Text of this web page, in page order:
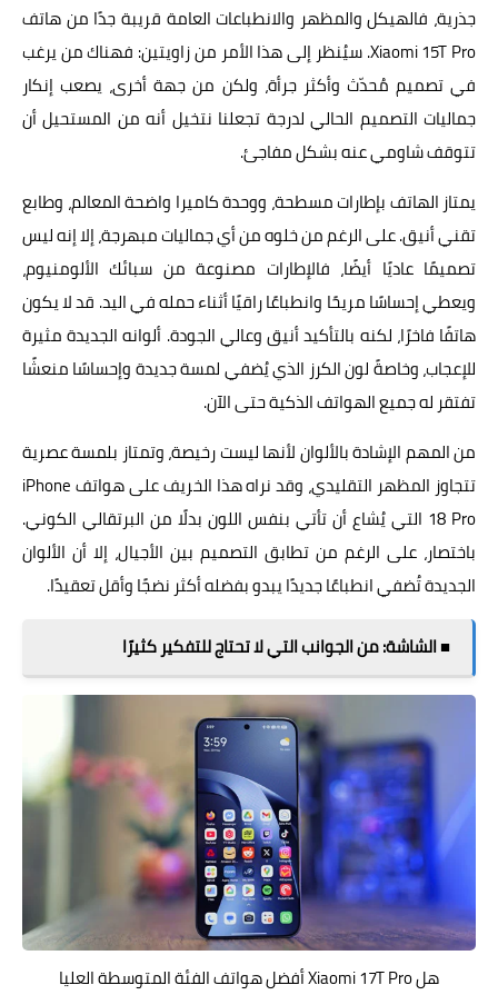
جذرية، فالهيكل والمظهر والانطباعات العامة قريبة جدًا من هاتف
Xiaomi 15T Pro. سيُنظر إلى هذا الأمر من زاويتين: فهناك من يرغب
في تصميم مُحدّث وأكثر جرأة، ولكن من جهة أخرى، يصعب إنكار
جماليات التصميم الحالي لدرجة تجعلنا نتخيل أنه من المستحيل أن
تتوقف شاومي عنه بشكل مفاجئ.
يمتاز الهاتف بإطارات مسطحة، ووحدة كاميرا واضحة المعالم، وطابع
تقني أنيق. على الرغم من خلوه من أي جماليات مبهرجة، إلا إنه ليس
تصميمًا عاديًا أيضًا، فالإطارات مصنوعة من سبائك الألومنيوم،
ويعطي إحساسًا مريحًا وانطباعًا راقيًا أثناء حمله في اليد. قد لا يكون
هاتفًا فاخرًا، لكنه بالتأكيد أنيق وعالي الجودة. ألوانه الجديدة مثيرة
للإعجاب، وخاصةً لون الكرز الذي يُضفي لمسة جديدة وإحساسًا منعشًا
تفتقر له جميع الهواتف الذكية حتى الآن.
من المهم الإشادة بالألوان لأنها ليست رخيصة، وتمتاز بلمسة عصرية
تتجاوز المظهر التقليدي، وقد نراه هذا الخريف على هواتف iPhone
18 Pro التي يُشاع أن تأتي بنفس اللون بدلًا من البرتقالي الكوني.
باختصار، على الرغم من تطابق التصميم بين الأجيال، إلا أن الألوان
الجديدة تُضفي انطباعًا جديدًا يبدو بفضله أكثر نضجًا وأقل تعقيدًا.
■ الشاشة: من الجوانب التي لا تحتاج للتفكير كثيرًا
هل Xiaomi 17T Pro أفضل هواتف الفئة المتوسطة العليا